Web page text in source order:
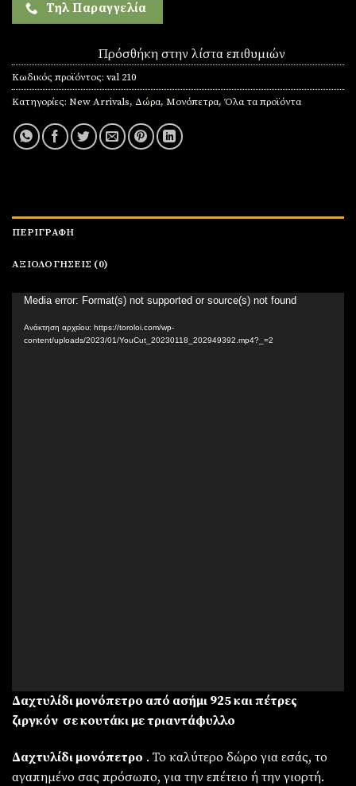
Τηλ Παραγγελία
Πρόσθήκη στην λίστα επιθυμιών
Κωδικός προϊόντος: val 210
Κατηγορίες: New Arrivals, Δώρα, Μονόπετρα, Όλα τα προϊόντα
ΠΕΡΙΓΡΑΦΉ
ΑΞΙΟΛΟΓΉΣΕΙΣ (0)
Πρόγραμμα
Αναπαραγωγής
Βίντεο
Media error: Format(s) not supported or source(s) not found
Ανάκτηση αρχείου: https://toroloi.com/wp-
content/uploads/2023/01/YouCut_20230118_202949392.mp4?_=2
Δαχτυλίδι μονόπετρο από ασήμι 925 και πέτρες
ζιργκόν σε κουτάκι με τριαντάφυλλο
Δαχτυλίδι μονόπετρο . Το καλύτερο δώρο για εσάς, το
αγαπημένο σας πρόσωπο, για την επέτειο ή την γιορτή.